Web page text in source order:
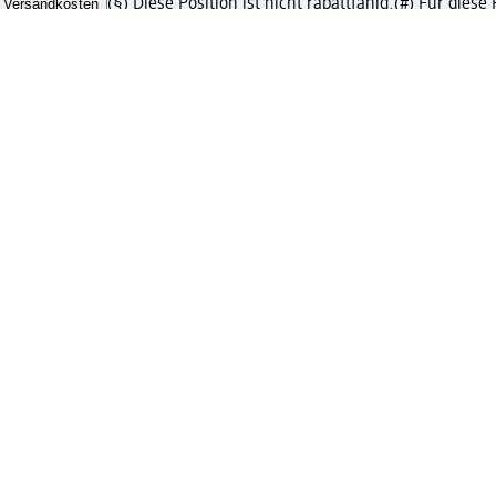
Versandkosten (§) Diese Position ist nicht rabattfähig.(#) Für diese